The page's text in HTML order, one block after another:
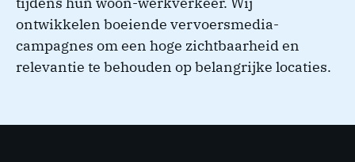
ontwikkelen boeiende vervoersmedia-
campagnes om een hoge zichtbaarheid en
relevantie te behouden op belangrijke locaties.